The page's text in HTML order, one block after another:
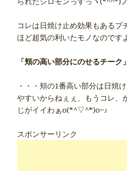
コレは日焼け止め効果もあるプ
ほど超気の利いたモノなのです
「頬の高い部分にのせるチーク」
・・・頬の1番高い部分は日焼
やすいからねぇぇ、もうコレ、
じがイイわぁo(*^▽^*)o~♪
スポンサーリンク